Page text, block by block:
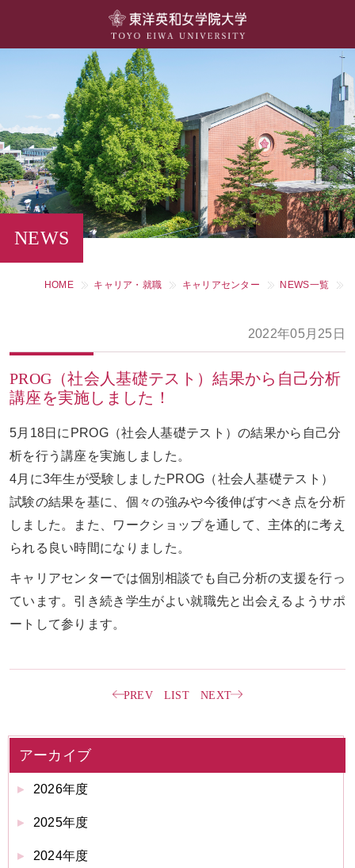
学部・学科
キャンパスライフ
留学・国際交流
キャリア・就職
お問い合わせ
NEWS
HOME キャリア・就職 キャリアセンター NEWS一覧
2022年05月25日
PROG（社会人基礎テスト）結果から自己分析
講座を実施しました！
5月18日にPROG（社会人基礎テスト）の結果から自己分
析を行う講座を実施しました。
4月に3年生が受験しましたPROG（社会人基礎テスト）
試験の結果を基に、個々の強みや今後伸ばすべき点を分析
しました。また、ワークショップを通して、主体的に考え
られる良い時間になりました。
キャリアセンターでは個別相談でも自己分析の支援を行っ
ています。引き続き学生がよい就職先と出会えるようサポ
ートして参ります。
PREV LIST NEXT
アーカイブ
2026年度
2025年度
2024年度